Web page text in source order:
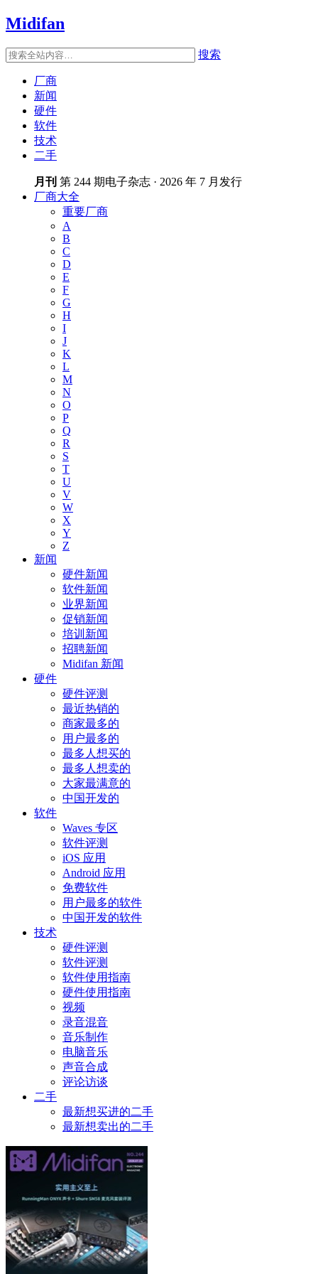
Midifan
搜索
厂商
新闻
硬件
软件
技术
二手
月刊 第 244 期电子杂志 · 2026 年 7 月发行
厂商大全
重要厂商
A
B
C
D
E
F
G
H
I
J
K
L
M
N
O
P
Q
R
S
T
U
V
W
X
Y
Z
新闻
硬件新闻
软件新闻
业界新闻
促销新闻
培训新闻
招聘新闻
Midifan 新闻
硬件
硬件评测
最近热销的
商家最多的
用户最多的
最多人想买的
最多人想卖的
大家最满意的
中国开发的
软件
Waves 专区
软件评测
iOS 应用
Android 应用
免费软件
用户最多的软件
中国开发的软件
技术
硬件评测
软件评测
软件使用指南
硬件使用指南
视频
录音混音
音乐制作
电脑音乐
声音合成
评论访谈
二手
最新想买进的二手
最新想卖出的二手